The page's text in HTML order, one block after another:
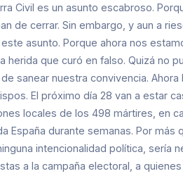
Civil es un asunto escabroso.
de cerrar. Sin embargo, y aun a
asunto. Porque ahora nos
herida que curó en falso. Quizá no
sanear nuestra convivencia.
El próximo día 28 van a estar
locales de los 498 mártires, en
España durante semanas. Por
intencionalidad política, sería
a la campaña electoral, a